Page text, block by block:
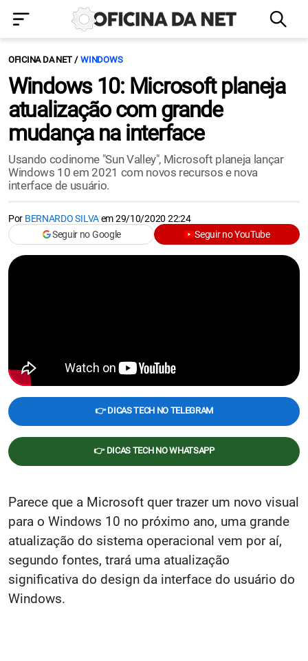
OFICINA DA NET WINDOWS
Windows 10: Microsoft planeja
atualização com grande
mudança na interface
Usando codinome "Sun Valley", Microsoft planeja lançar
Windows 10 em 2021 com novos recursos e nova
interface de usuário.
Por BERNARDO SILVAem29/10/2020 22:24
Seguir no Google
Seguir no YouTube
👉 DICAS TECH NO TELEGRAM
👉 DICAS TECH NO WHATSAPP
Parece que a Microsoft quer trazer um novo visual
para o Windows 10 no próximo ano, uma grande
atualização do sistema operacional vem por aí,
segundo fontes, trará uma atualização
significativa do design da interface do usuário do
Windows.